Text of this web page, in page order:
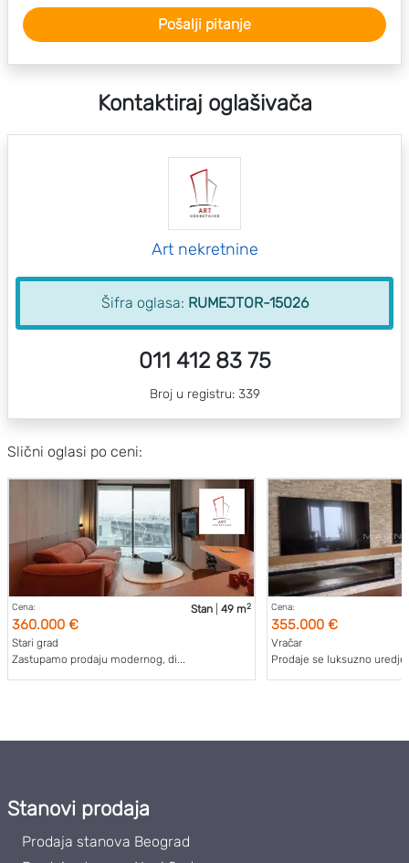
Pošalji pitanje
Kontaktiraj oglašivača
Art nekretnine
Šifra oglasa: RUMEJTOR-15026
011 412 83 75
Broj u registru: 339
Slični oglasi po ceni:
Cena:
360.000 €
Stan 49 m2
Stari grad
Zastupamo prodaju modernog, di...
Cena:
355.000 €
Vračar
Prodaje se luksuzno
Stanovi prodaja
Prodaja stanova Beograd